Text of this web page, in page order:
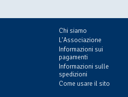
Chi siamo
L'Associazione
Informazioni sui
pagamenti
Informazioni sulle
spedizioni
Come usare il sito